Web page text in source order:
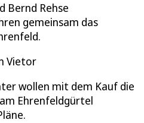
Bernd Rehse
gemeinsam das
Vietor
wollen mit dem Kauf die
Ehrenfeldgürtel